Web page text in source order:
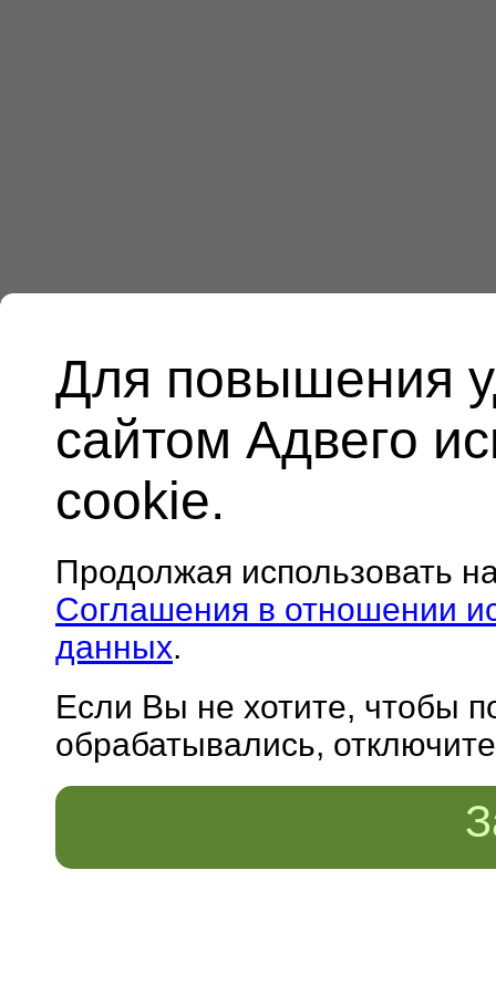
Для повышения
сайтом Адвего
cookie.
Продолжая использовать
Соглашения в отношении
данных.
Если Вы не хотите, чтобы
обрабатывались,